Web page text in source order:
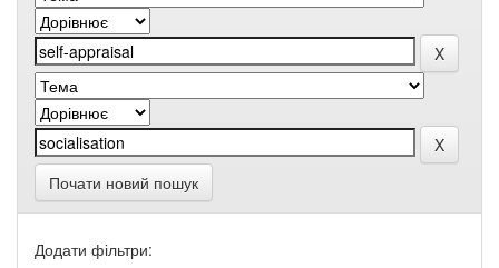
Почати новий пошук
Додати фільтри: